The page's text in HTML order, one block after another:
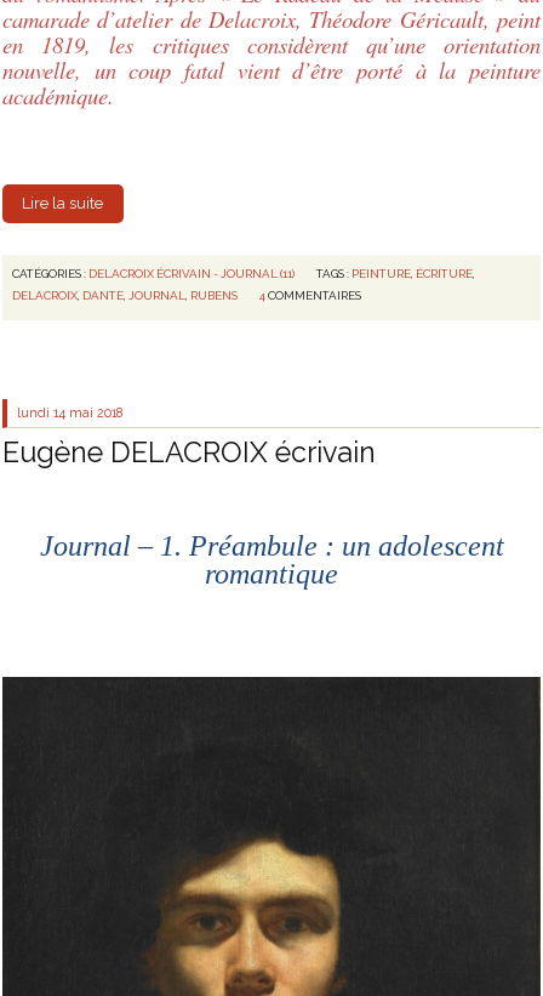
camarade d’atelier de Delacroix, Théodore Géricault, peint
en 1819, les critiques considèrent qu’une orientation
nouvelle, un coup fatal vient d’être porté à la peinture
académique.
Lire la suite
CATÉGORIES : DELACROIX ÉCRIVAIN - JOURNAL (11) TAGS : PEINTURE ÉCRITURE
DELACROIX, DANTE,JOURNAL, RUBENS 4 COMMENTAIRES
lundi 14 mai 2018
Eugène DELACROIX écrivain
Journal – 1. Préambule : un adolescent
romantique